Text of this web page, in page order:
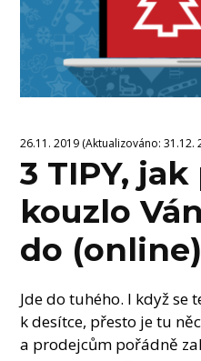
26.11. 2019 (Aktualizováno: 31.12.
3 TIPY,
kouzlo
do
Jde do tuhého. I když
k desítce, přesto je tu
a prodejcům pořádně